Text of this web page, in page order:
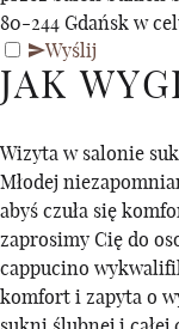
80-244 Gdańsk w
Wyślij
JAK
Wizyta w salonie
Młodej
abyś czuła się
zaprosimy Cię do
cappucino
komfort i zapyta o